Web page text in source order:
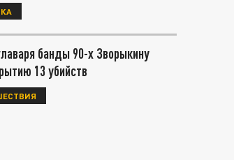
банды 90-х Зворыкину
13 убийств